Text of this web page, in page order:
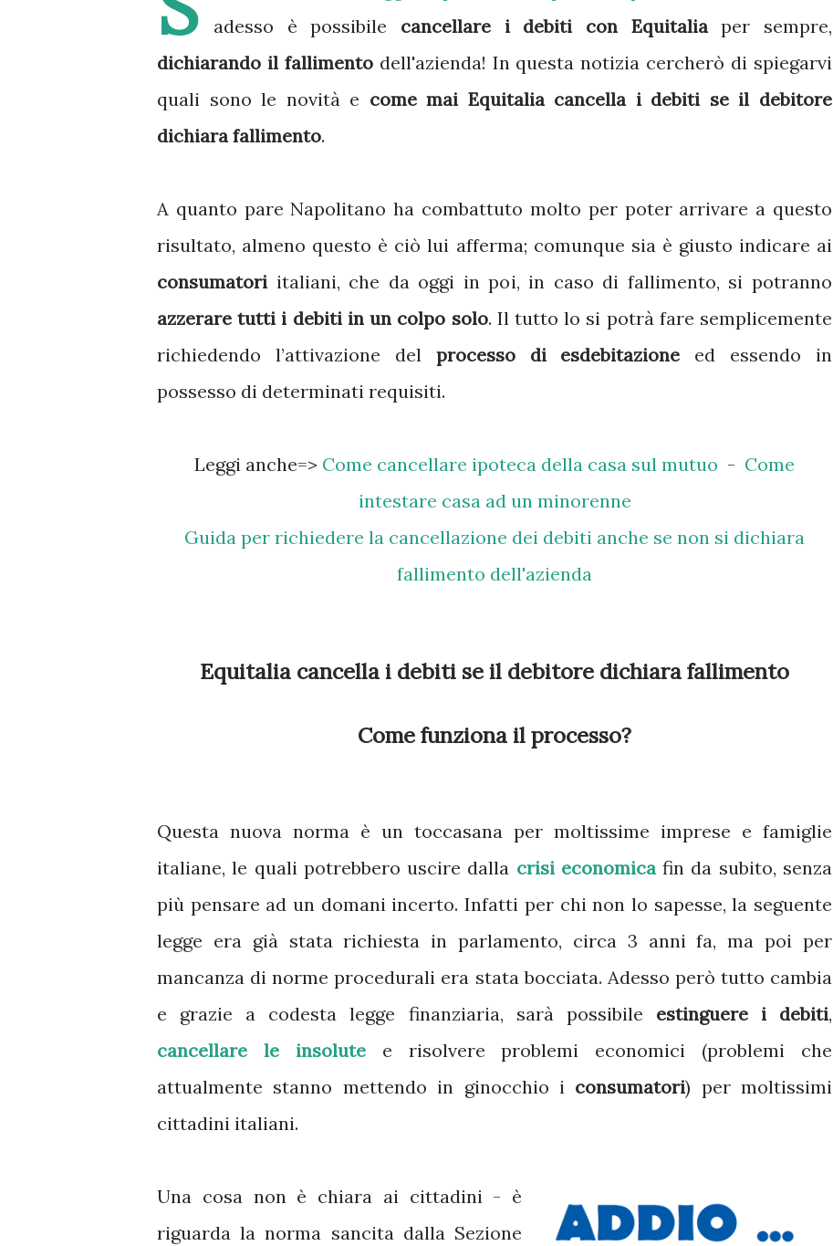
adesso è possibile cancellare i debiti con Equitaliaper sempre,
dichiarando il fallimentodell'azienda! In questa notizia cercherò di spiegarvi
quali sono le novità e come mai Equitalia cancella i debiti se il debitore
dichiara fallimento.
A quanto pare Napolitano ha combattuto molto per poter arrivare a questo
risultato, almeno questo è ciò lui afferma; comunque sia è giusto indicare ai
consumatori italiani, che da oggi in poi, in caso di fallimento, si potranno
azzerare tutti i debiti in un colpo solo. Il tutto lo si potrà fare semplicemente
richiedendo l’attivazione del processo di esdebitazione ed essendo in
possesso di determinati requisiti.
Leggi anche=> Come cancellare ipoteca della casa sul mutuo - Come
intestare casa ad un minorenne
Guida per richiedere la cancellazione dei debiti anche se non si dichiara
fallimento dell'azienda
Equitalia cancella i debiti se il debitore dichiara fallimento
Come funziona il processo?
Questa nuova norma è un toccasana per moltissime imprese e famiglie
italiane, le quali potrebbero uscire dalla crisi economicafin da subito, senza
più pensare ad un domani incerto. Infatti per chi non lo sapesse, la seguente
legge era già stata richiesta in parlamento, circa 3 anni fa, ma poi per
mancanza di norme procedurali era stata bocciata. Adesso però tutto cambia
e grazie a codesta legge finanziaria, sarà possibile estinguere i debiti,
cancellare le insolutee risolvere problemi economici (problemi che
attualmente stanno mettendo in ginocchio i consumatori) per moltissimi
cittadini italiani.
Una cosa non è chiara ai cittadini - è
riguarda la norma sancita dalla Sezione